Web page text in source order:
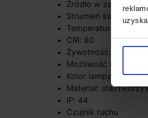
Źródło w zestawie:
Strumień świetlny:
Temperatura
CRI: 80
Żywotność: 30000h
Możliwość
Kolor lampy:
Materiał: stal/
IP: 44
Czujnik ruchu